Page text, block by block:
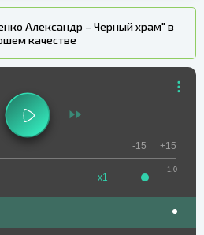
Александр – Черный храм" в
качестве
1.0
x1
-15 +15